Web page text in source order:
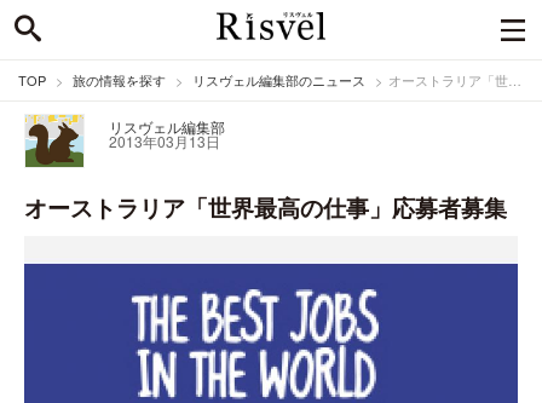
TOP 旅の情報を探す リスヴェル編集部のニュース オーストラリア「世界最高の仕事」応募者募集
リスヴェル編集部
2013年03月13日
オーストラリア「世界最高の仕事」応募者募集